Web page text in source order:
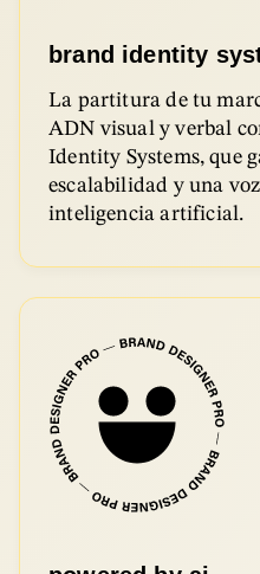
brand identity
La partitura de tu
ADN visual y verbal
Identity Systems, que
escalabilidad y una
inteligencia artificial.